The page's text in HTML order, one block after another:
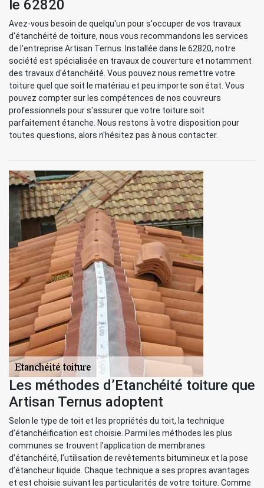
le 62820
Avez-vous besoin de quelqu'un pour s'occuper de vos travaux
d'étanchéité de toiture, nous vous recommandons les services
de l'entreprise Artisan Ternus. Installée dans le 62820, notre
société est spécialisée en travaux de couverture et notamment
des travaux d'étanchéité. Vous pouvez nous remettre votre
toiture quel que soit le matériau et peu importe son état. Vous
pouvez compter sur les compétences de nos couvreurs
professionnels pour s'assurer que votre toiture soit
parfaitement étanche. Nous restons à votre disposition pour
toutes questions, alors n'hésitez pas à nous contacter.
Les méthodes d’Etanchéité toiture que
Artisan Ternus adoptent
Selon le type de toit et les propriétés du toit, la technique
d’étanchéification est choisie. Parmi les méthodes les plus
communes se trouvent l’application de membranes
d’étanchéité, l’utilisation de revêtements bitumineux et la pose
d’étancheur liquide. Chaque technique a ses propres avantages
et est choisie suivant les particularités de votre toiture. Comme